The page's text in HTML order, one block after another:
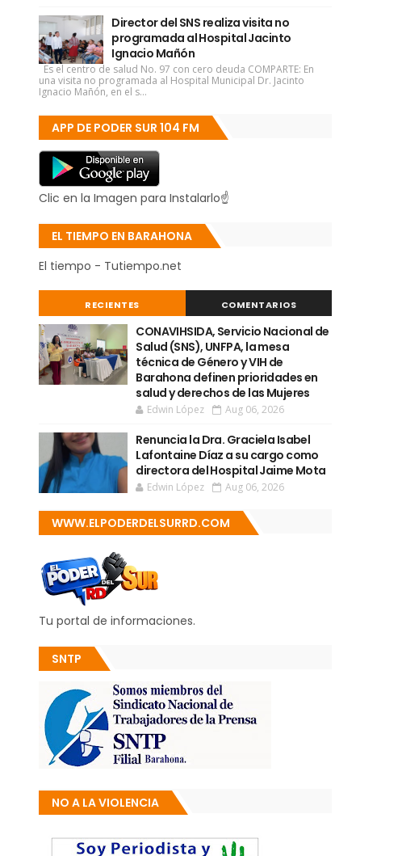
Director del SNS realiza visita no
programada al Hospital Jacinto
Ignacio Mañón
Es el centro de salud No. 97 con cero deuda COMPARTE: En
una visita no programada al Hospital Municipal Dr. Jacinto
Ignacio Mañón, en el s...
APP DE PODER SUR 104 FM
Clic en la Imagen para Instalarlo☝
EL TIEMPO EN BARAHONA
El tiempo - Tutiempo.net
RECIENTES COMENTARIOS
CONAVIHSIDA, Servicio Nacional de
Salud (SNS), UNFPA, la mesa
técnica de Género y VIH de
Barahona definen prioridades en
salud y derechos de las Mujeres
Edwin López Aug 06, 2026
Renuncia la Dra. Graciela Isabel
Lafontaine Díaz a su cargo como
directora del Hospital Jaime Mota
Edwin López Aug 06, 2026
WWW.ELPODERDELSURRD.COM
Tu portal de informaciones.
SNTP
NO A LA VIOLENCIA